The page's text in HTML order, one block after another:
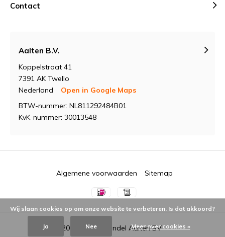
Contact
Aalten B.V.
Koppelstraat 41
7391 AK Twello
Nederland
Open in Google Maps
BTW-nummer: NL811292484B01
KvK-nummer: 30013548
© 2026 - Groothandel Aalten BV
Algemene voorwaarden Sitemap
Wij slaan cookies op om onze website te verbeteren. Is dat akkoord?
Ja Nee Meer over cookies »